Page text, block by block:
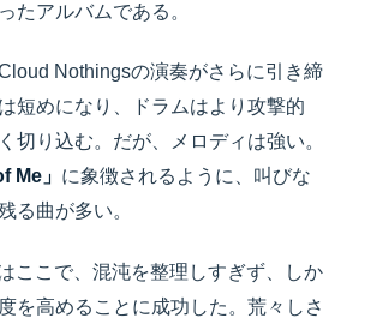
たアルバムである。
Nothingsの演奏がさらに引き締
短めになり、ドラムはより攻撃的
切り込む。だが、メロディは強い。
Me」 に象徴されるように、叫びな
る曲が多い。
ここで、混沌を整理しすぎず、しか
を高めることに成功した。荒々しさ